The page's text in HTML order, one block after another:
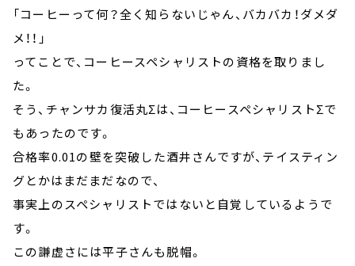
「コーヒーって何？全く知らないじゃん、バカバカ！ダメダ
メ！！」
ってことで、コーヒースペシャリストの資格を取りまし
た。
そう、チャンサカ復活丸Σは、コーヒースペシャリストΣで
もあったのです。
合格率0.01の壁を突破した酒井さんですが、テイスティン
グとかはまだまだなので、
事実上のスペシャリストではないと自覚しているようで
す。
この謙虚さには平子さんも脱帽。